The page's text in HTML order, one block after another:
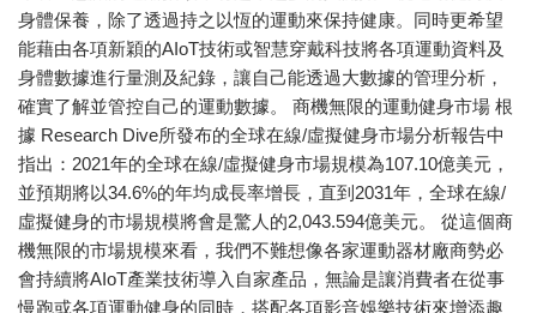
身體保養，除了透過持之以恆的運動來保持健康。同時更希望
能藉由各項新穎的AIoT技術或智慧穿戴科技將各項運動資料及
身體數據進行量測及紀錄，讓自己能透過大數據的管理分析，
確實了解並管控自己的運動數據。 商機無限的運動健身市場 根
據 Research Dive所發布的全球在線/虛擬健身市場分析報告中
指出：2021年的全球在線/虛擬健身市場規模為107.10億美元，
並預期將以34.6%的年均成長率增長，直到2031年，全球在線/
虛擬健身的市場規模將會是驚人的2,043.594億美元。 從這個商
機無限的市場規模來看，我們不難想像各家運動器材廠商勢必
會持續將AIoT產業技術導入自家產品，無論是讓消費者在從事
慢跑或各項運動健身的同時，搭配各項影音娛樂技術來增添趣